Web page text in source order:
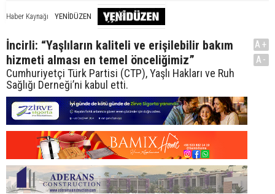
Haber Kaynağı YENİDÜZEN
İncirli: “Yaşlıların kaliteli ve erişilebilir bakım
hizmeti alması en temel önceliğimiz”
Cumhuriyetçi Türk Partisi (CTP), Yaşlı Hakları ve Ruh
Sağlığı Derneği’ni kabul etti.
A+
A-